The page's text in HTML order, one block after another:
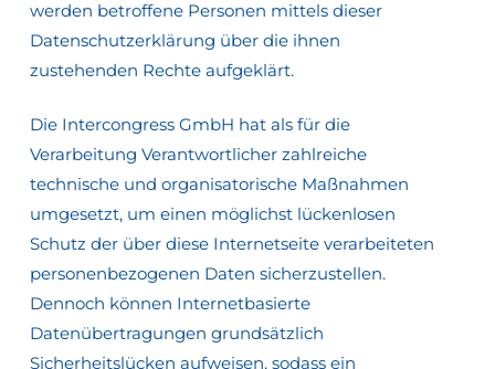
werden betroffene Personen mittels dieser
Datenschutzerklärung über die ihnen
zustehenden Rechte aufgeklärt.
Die Intercongress GmbH hat als für die
Verarbeitung Verantwortlicher zahlreiche
technische und organisatorische Maßnahmen
umgesetzt, um einen möglichst lückenlosen
Schutz der über diese Internetseite verarbeiteten
personenbezogenen Daten sicherzustellen.
Dennoch können Internetbasierte
Datenübertragungen grundsätzlich
Sicherheitslücken aufweisen, sodass ein